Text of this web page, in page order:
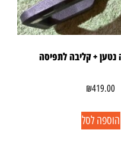
נטען + קליבה לתפיסה
₪419.00
הוספה לסל